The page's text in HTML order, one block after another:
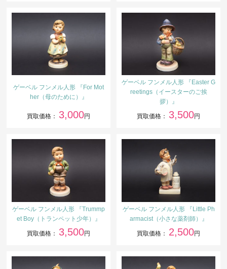
ゲーベル フンメル人形 『For Mot
her（母のために）』
買取価格： 3,000円
ゲーベル フンメル人形 『Easter G
reetings（イースターのご挨
拶）』
買取価格： 3,500円
ゲーベル フンメル人形 『Trummp
et Boy（トランペット少年）』
買取価格： 3,500円
ゲーベル フンメル人形 『Little Ph
armacist（小さな薬剤師）』
買取価格： 2,500円